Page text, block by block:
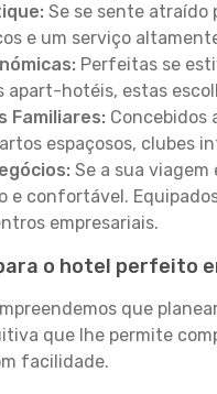
Se se sente
e um serviço
Perfeitas se
apart-hotéis, estas
Familiares: Concebidos
espaçosos, clubes
Se a sua
e confortável.
empresariais.
o hotel perfeito
que
que lhe permite
facilidade.